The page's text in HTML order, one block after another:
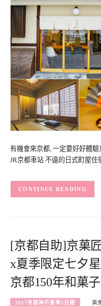
有機會來京都, 一定要好好體
JR京都車站 不遠的日式町屋住
CONTINUE READING
[京都自助]京菓
x夏季限定七夕
京都150年和菓
2017京都神戶夏季5日遊 美